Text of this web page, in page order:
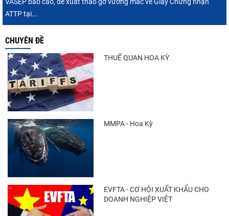
ATTP tại...
CHUYÊN ĐỀ
THUẾ QUAN HOA KỲ
MMPA - Hoa Kỳ
EVFTA - CƠ HỘI XUẤT KHẨU CHO
DOANH NGHIỆP VIỆT